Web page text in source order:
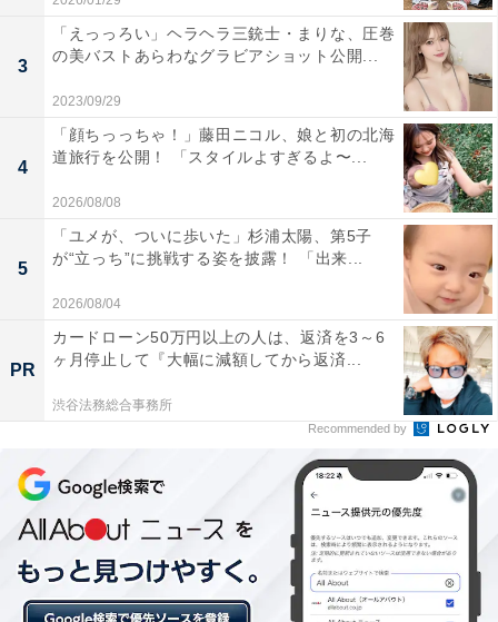
3
「えっっろい」ヘラヘラ三銃士・まりな、圧巻
の美バストあらわなグラビアショット公開...
2023/09/29
4
「顔ちっっちゃ！」藤田ニコル、娘と初の北海
道旅行を公開！ 「スタイルよすぎるよ〜...
2026/08/08
5
「ユメが、ついに歩いた」杉浦太陽、第5子
が“立っち”に挑戦する姿を披露！ 「出来...
2026/08/04
PR
カードローン50万円以上の人は、返済を3～6
ヶ月停止して『大幅に減額してから返済...
渋谷法務総合事務所
Recommended by